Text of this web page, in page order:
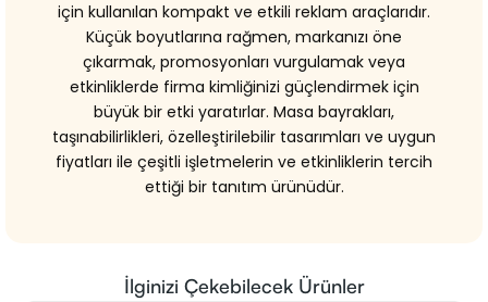
için kullanılan kompakt ve etkili reklam araçlarıdır.
Küçük boyutlarına rağmen, markanızı öne
çıkarmak, promosyonları vurgulamak veya
etkinliklerde firma kimliğinizi güçlendirmek için
büyük bir etki yaratırlar. Masa bayrakları,
taşınabilirlikleri, özelleştirilebilir tasarımları ve uygun
fiyatları ile çeşitli işletmelerin ve etkinliklerin tercih
ettiği bir tanıtım ürünüdür.
İlginizi Çekebilecek Ürünler